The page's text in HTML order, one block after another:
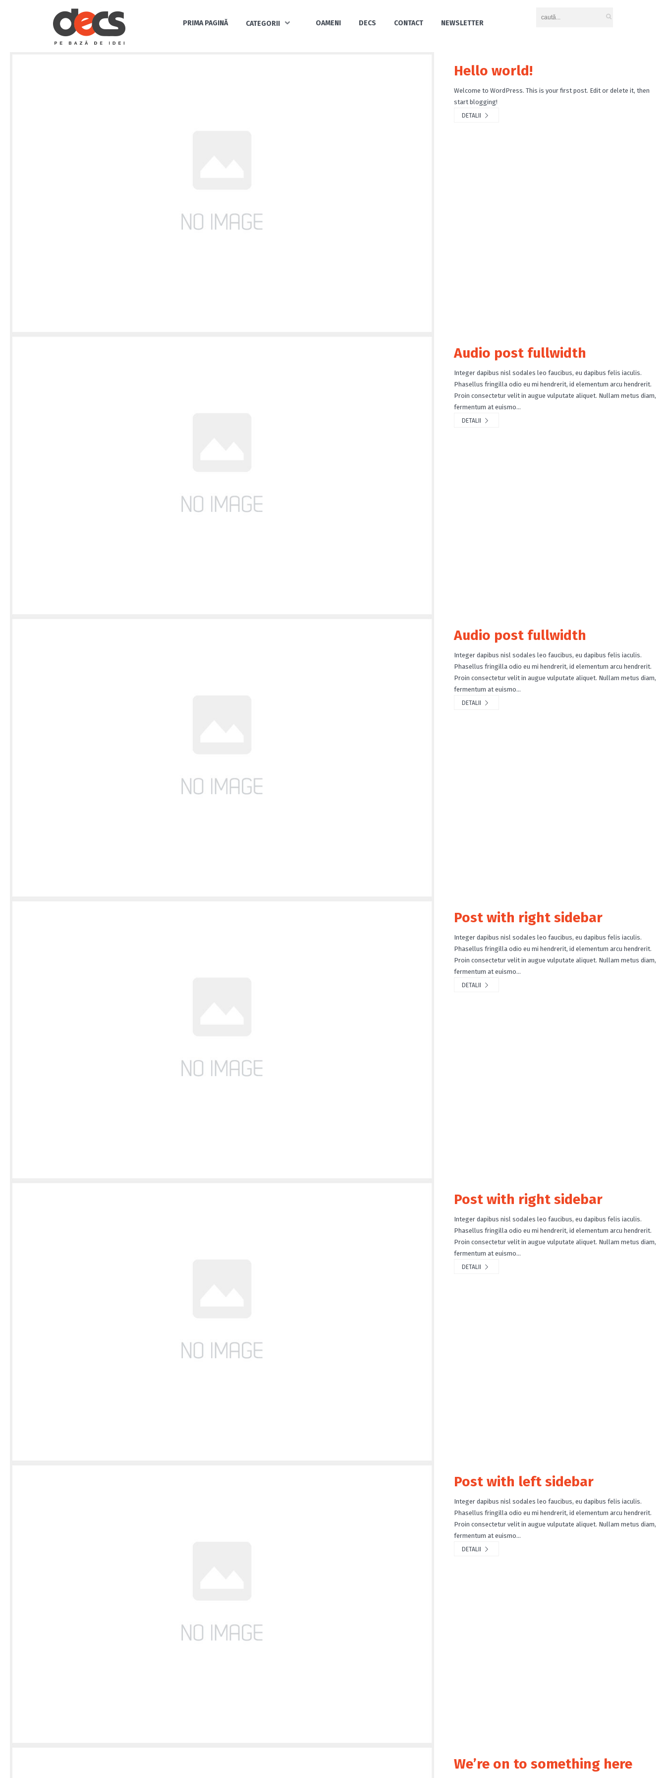
PRIMA PAGINĂ CATEGORII OAMENI DECS CONTACT NEWSLETTER
Hello world!
Welcome to WordPress. This is your first post. Edit or delete it, then
start blogging!
DETALII
Audio post fullwidth
Integer dapibus nisl sodales leo faucibus, eu dapibus felis iaculis.
Phasellus fringilla odio eu mi hendrerit, id elementum arcu hendrerit.
Proin consectetur velit in augue vulputate aliquet. Nullam metus diam,
fermentum at euismo...
DETALII
Audio post fullwidth
Integer dapibus nisl sodales leo faucibus, eu dapibus felis iaculis.
Phasellus fringilla odio eu mi hendrerit, id elementum arcu hendrerit.
Proin consectetur velit in augue vulputate aliquet. Nullam metus diam,
fermentum at euismo...
DETALII
Post with right sidebar
Integer dapibus nisl sodales leo faucibus, eu dapibus felis iaculis.
Phasellus fringilla odio eu mi hendrerit, id elementum arcu hendrerit.
Proin consectetur velit in augue vulputate aliquet. Nullam metus diam,
fermentum at euismo...
DETALII
Post with right sidebar
Integer dapibus nisl sodales leo faucibus, eu dapibus felis iaculis.
Phasellus fringilla odio eu mi hendrerit, id elementum arcu hendrerit.
Proin consectetur velit in augue vulputate aliquet. Nullam metus diam,
fermentum at euismo...
DETALII
Post with left sidebar
Integer dapibus nisl sodales leo faucibus, eu dapibus felis iaculis.
Phasellus fringilla odio eu mi hendrerit, id elementum arcu hendrerit.
Proin consectetur velit in augue vulputate aliquet. Nullam metus diam,
fermentum at euismo...
DETALII
We’re on to something here